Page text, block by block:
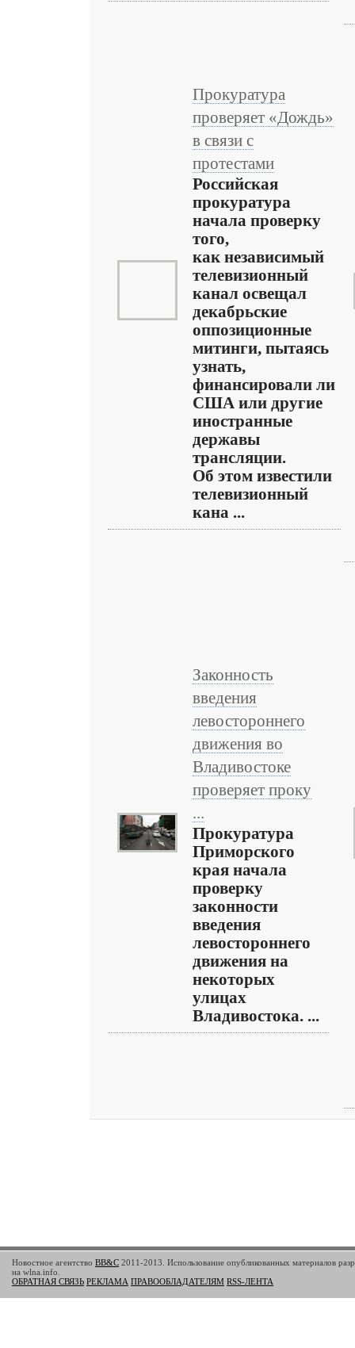
Прокуратура
проверяет «Дождь»
в связи с
протестами
Российская
прокуратура
начала проверку
того,
как независимый
телевизионный
канал освещал
декабрьские
оппозиционные
митинги, пытаясь
узнать,
финансировали ли
США или другие
иностранные
державы
трансляции.
Об этом известили
телевизионный
кана ...
Законность
введения
левостороннего
движения во
Владивостоке
проверяет проку
...
Прокуратура
Приморского
края начала
проверку
законности
введения
левостороннего
движения на
некоторых
улицах
Владивостока. ...
Новостное агентство BB&C 2011-2013. Использование опубликованных материалов
на wlna.info.
ОБРАТНАЯ СВЯЗЬ РЕКЛАМА ПРАВООБЛАДАТЕЛЯМ RSS-ЛЕНТА